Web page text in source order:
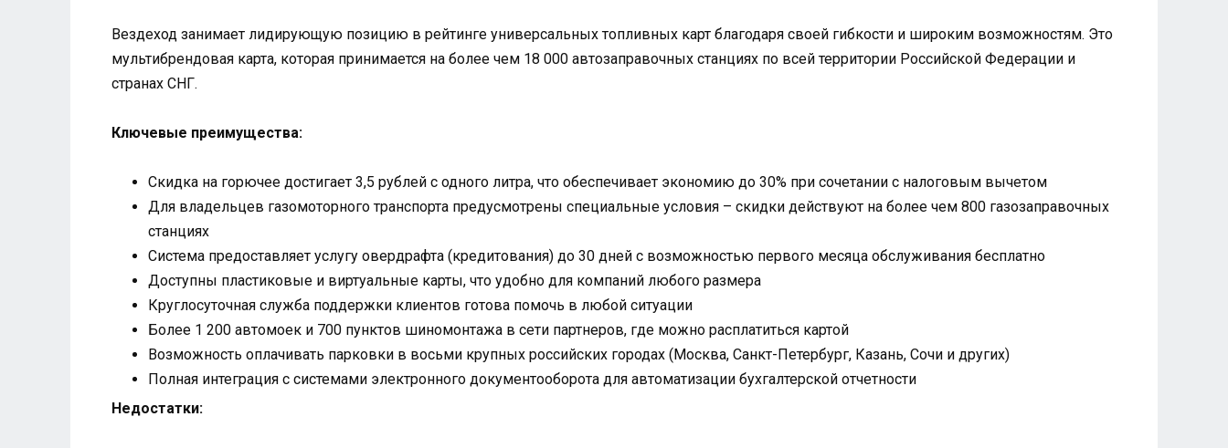
Вездеход занимает лидирующую позицию в рейтинге универсальных топливных карт благодаря своей гибкости и широким возможностям. Это
мультибрендовая карта, которая принимается на более чем 18 000 автозаправочных станциях по всей территории Российской Федерации и
странах СНГ.
Ключевые преимущества:
Скидка на горючее достигает 3,5 рублей с одного литра, что обеспечивает экономию до 30% при сочетании с налоговым вычетом
Для владельцев газомоторного транспорта предусмотрены специальные условия – скидки действуют на более чем 800 газозаправочных
станциях
Система предоставляет услугу овердрафта (кредитования) до 30 дней с возможностью первого месяца обслуживания бесплатно
Доступны пластиковые и виртуальные карты, что удобно для компаний любого размера
Круглосуточная служба поддержки клиентов готова помочь в любой ситуации
Более 1 200 автомоек и 700 пунктов шиномонтажа в сети партнеров, где можно расплатиться картой
Возможность оплачивать парковки в восьми крупных российских городах (Москва, Санкт-Петербург, Казань, Сочи и других)
Полная интеграция с системами электронного документооборота для автоматизации бухгалтерской отчетности
Недостатки: